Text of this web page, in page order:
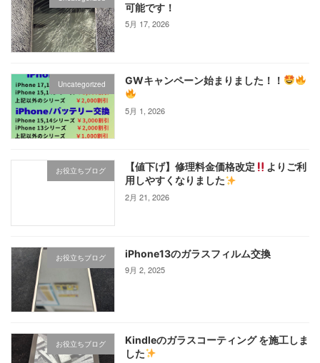
可能です！
5月 17, 2026
Uncategorized GWキャンペーン始まりました！！
5月 1, 2026
お役立ちブログ 【値下げ】修理料金価格改定
よりご利
用しやすくなりました
2月 21, 2026
お役立ちブログ iPhone13のガラスフィルム交換
9月 2, 2025
お役立ちブログ
Kindleのガラスコーティング を施工しま
した